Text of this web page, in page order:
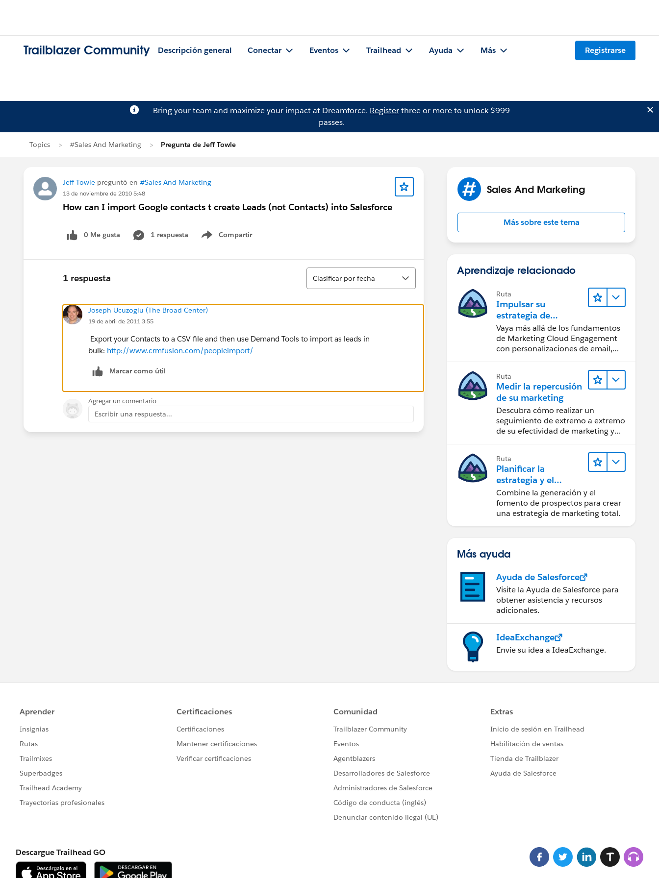
Trailblazer Community Descripción general Conectar Eventos Trailhead Ayuda Más Registrarse
Bring your team and maximize your impact at Dreamforce. Registerthree or more to unlock $999
passes.
Topics #Sales And Marketing Pregunta de Jeff Towle
Jeff Towle preguntó en #Sales And Marketing
13 de noviembre de 2010 5:48
How can I import Google contacts t create Leads (not Contacts) into Salesforce
0 Me gusta 1 respuesta Compartir
Show menu
1 respuesta
Ordenar
Clasificar por fecha
Joseph Ucuzoglu (The Broad Center)
19 de abril de 2011 3:55
Export your Contacts to a CSV file and then use Demand Tools to import as leads in
bulk: http://www.crmfusion.com/peopleimport/
Marcar como útil
Agregar un comentario
Escribir una respuesta...
Sales And Marketing
Más sobre este tema
Aprendizaje relacionado
Ruta
Impulsar su
estrategia de
marketing
Vaya más allá de los fundamentos
de Marketing Cloud Engagement
con personalizaciones de email,
Ruta
Medir la repercusión
de su marketing
Descubra cómo realizar un
seguimiento de extremo a extremo
de su efectividad de marketing y
Ruta
Planificar la
estrategia y el
contenido de
marketing con
Marketing Cloud
Account
Combine la generación y el
fomento de prospectos para crear
una estrategia de marketing total.
Más ayuda
Ayuda de Salesforce
Visite la Ayuda de Salesforce para
obtener asistencia y recursos
adicionales.
IdeaExchange
Envíe su idea a IdeaExchange.